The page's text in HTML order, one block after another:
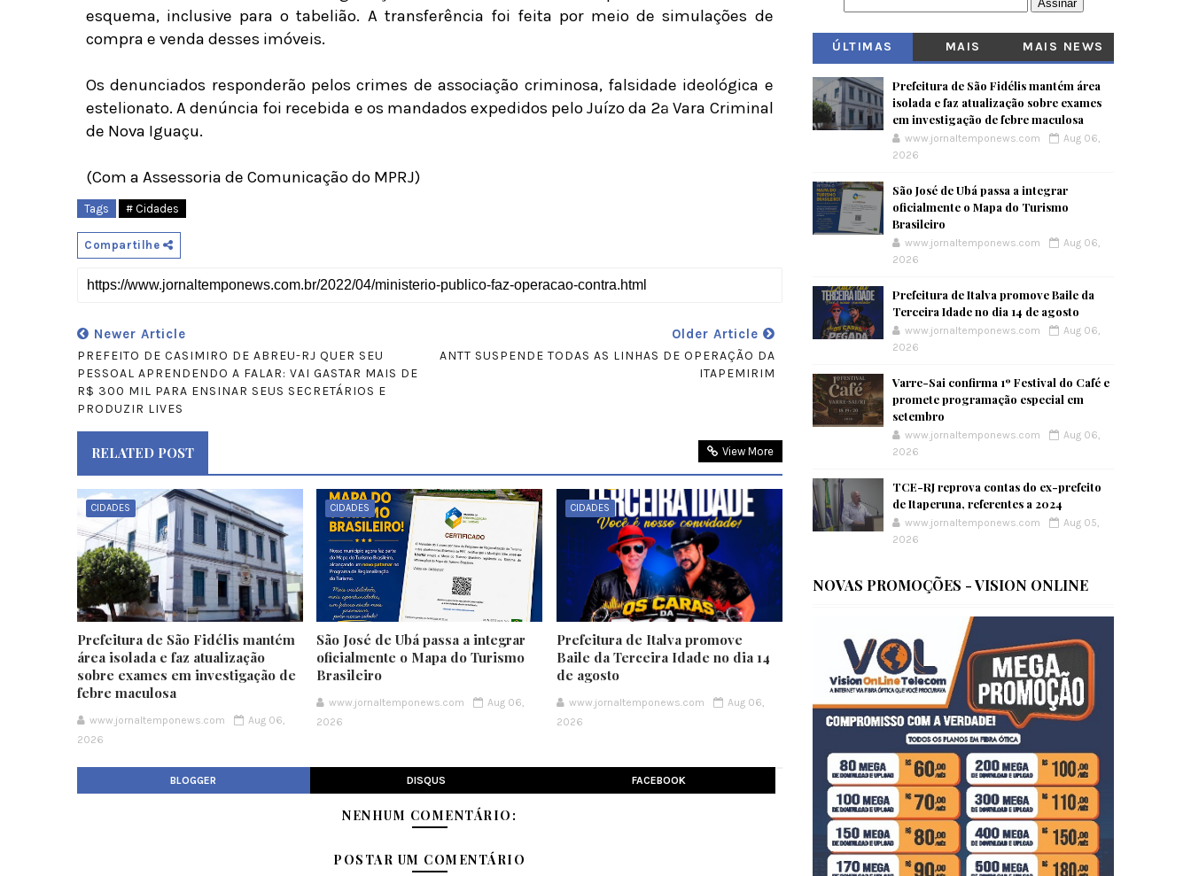
esquema, inclusive para o tabelião. A transferência foi feita por meio de simulações de
compra e venda desses imóveis.
Os denunciados responderão pelos crimes de associação criminosa, falsidade ideológica e
estelionato. A denúncia foi recebida e os mandados expedidos pelo Juízo da 2ª Vara Criminal
de Nova Iguaçu.
(Com a Assessoria de Comunicação do MPRJ)
Tags # Cidades
Compartilhe
Newer Article
PREFEITO DE CASIMIRO DE ABREU-RJ QUER SEU
PESSOAL APRENDENDO A FALAR: VAI GASTAR MAIS DE
R$ 300 MIL PARA ENSINAR SEUS SECRETÁRIOS E
PRODUZIR LIVES
Older Article
ANTT SUSPENDE TODAS AS LINHAS DE OPERAÇÃO DA
ITAPEMIRIM
RELATED POST View More
CIDADES
Prefeitura de São Fidélis mantém
área isolada e faz atualização
sobre exames em investigação de
febre maculosa
www.jornaltemponews.com
Aug 06,
2026
CIDADES
São José de Ubá passa a integrar
oficialmente o Mapa do Turismo
Brasileiro
www.jornaltemponews.com
Aug 06,
2026
CIDADES
Prefeitura de Italva promove
Baile da Terceira Idade no dia 14
de agosto
www.jornaltemponews.com
Aug 06,
2026
BLOGGER DISQUS FACEBOOK
NENHUM COMENTÁRIO:
POSTAR UM COMENTÁRIO
ÚLTIMAS
MAIS
MAIS NEWS
Prefeitura de São Fidélis mantém área
isolada e faz atualização sobre exames
em investigação de febre maculosa
www.jornaltemponews.com
Aug 06,
2026
São José de Ubá passa a integrar
oficialmente o Mapa do Turismo
Brasileiro
www.jornaltemponews.com
Aug 06,
2026
Prefeitura de Italva promove Baile da
Terceira Idade no dia 14 de agosto
www.jornaltemponews.com
Aug 06,
2026
Varre-Sai confirma 1º Festival do Café e
promete programação especial em
setembro
www.jornaltemponews.com
Aug 06,
2026
TCE-RJ reprova contas do ex-prefeito
de Itaperuna, referentes a 2024
www.jornaltemponews.com
Aug 05,
2026
NOVAS PROMOÇÕES - VISION ONLINE